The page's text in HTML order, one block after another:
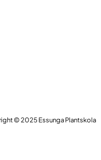
© 2025 Essunga Plantskola